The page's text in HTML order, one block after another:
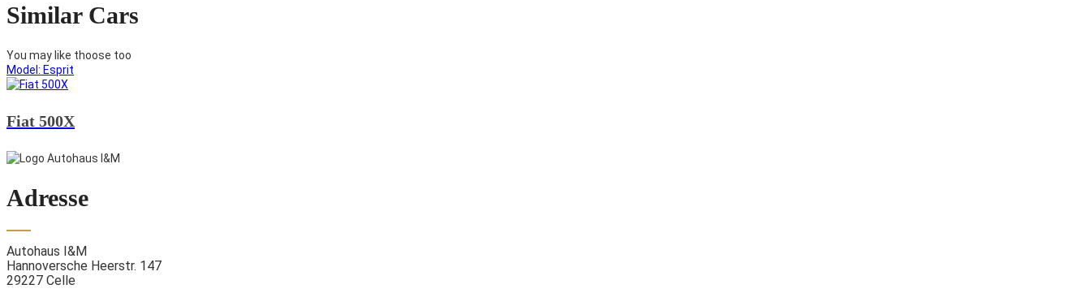
Similar Cars
You may like thoose too
Model: Esprit
Fiat 500X
Adresse
Autohaus I&M
Hannoversche Heerstr. 147
29227 Celle